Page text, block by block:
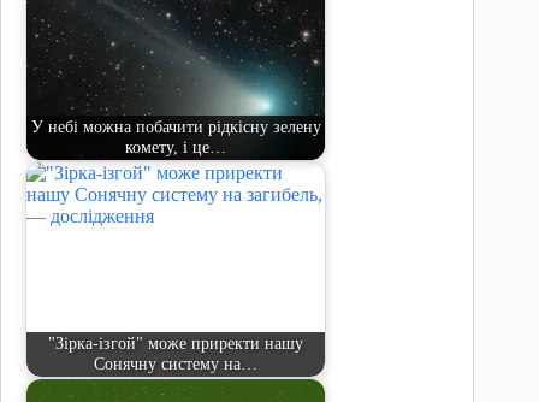
У небі можна побачити рідкісну зелену
комету, і це…
"Зірка-ізгой" може приректи нашу
Сонячну систему на…